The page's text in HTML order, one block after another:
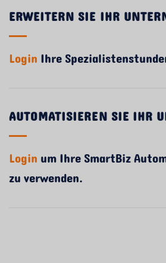
ERWEITERN SIE IHR
LoginIhre
AUTOMATISIEREN SIE IHR
Loginum Ihre SmartBiz
zu verwenden.